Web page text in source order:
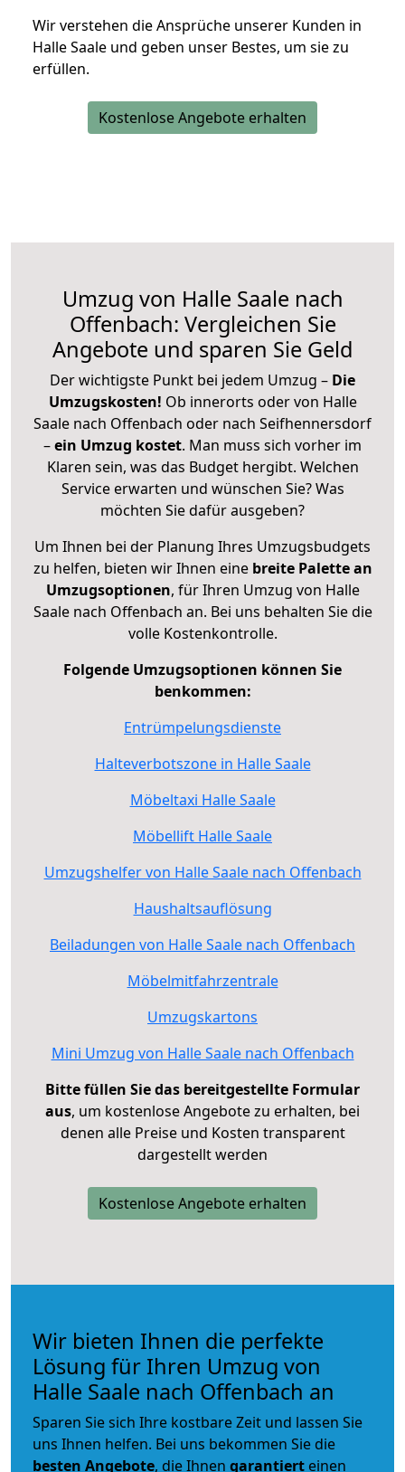
Wir verstehen die Ansprüche unserer Kunden in
Halle Saale und geben unser Bestes, um sie zu
erfüllen.
Kostenlose Angebote erhalten
Umzug von Halle Saale nach
Offenbach: Vergleichen Sie
Angebote und sparen Sie Geld
Der wichtigste Punkt bei jedem Umzug – Die
Umzugskosten! Ob innerorts oder von Halle
Saale nach Offenbach oder nach Seifhennersdorf
–ein Umzug kostet. Man muss sich vorher im
Klaren sein, was das Budget hergibt. Welchen
Service erwarten und wünschen Sie? Was
möchten Sie dafür ausgeben?
Um Ihnen bei der Planung Ihres Umzugsbudgets
zu helfen, bieten wir Ihnen eine breite Palette an
Umzugsoptionen, für Ihren Umzug von Halle
Saale nach Offenbach an. Bei uns behalten Sie die
volle Kostenkontrolle.
Folgende Umzugsoptionen können Sie
benkommen:
Entrümpelungsdienste
Halteverbotszone in Halle Saale
Möbeltaxi Halle Saale
Möbellift Halle Saale
Umzugshelfer von Halle Saale nach Offenbach
Haushaltsauflösung
Beiladungen von Halle Saale nach Offenbach
Möbelmitfahrzentrale
Umzugskartons
Mini Umzug von Halle Saale nach Offenbach
Bitte füllen Sie das bereitgestellte Formular
aus, um kostenlose Angebote zu erhalten, bei
denen alle Preise und Kosten transparent
dargestellt werden
Kostenlose Angebote erhalten
Wir bieten Ihnen die perfekte
Lösung für Ihren Umzug von
Halle Saale nach Offenbach an
Sparen Sie sich Ihre kostbare Zeit und lassen Sie
uns Ihnen helfen. Bei uns bekommen Sie die
besten Angebote, die Ihnen garantiert einen